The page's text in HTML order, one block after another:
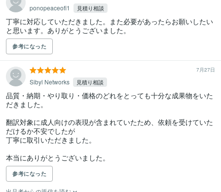
ponopeaceofi1 見積り相談
丁寧に対応していただきました。また必要があったらお願いしたい
と思います。ありがとうございました。
参考になった
7月27日
Sibyl Networks 見積り相談
品質・納期・やり取り・価格のどれをとっても十分な成果物をいた
だきました。
翻訳対象に成人向けの表現が含まれていたため、依頼を受けていた
だけるか不安でしたが
丁寧に取引いただきました。
本当にありがとうございました。
参考になった